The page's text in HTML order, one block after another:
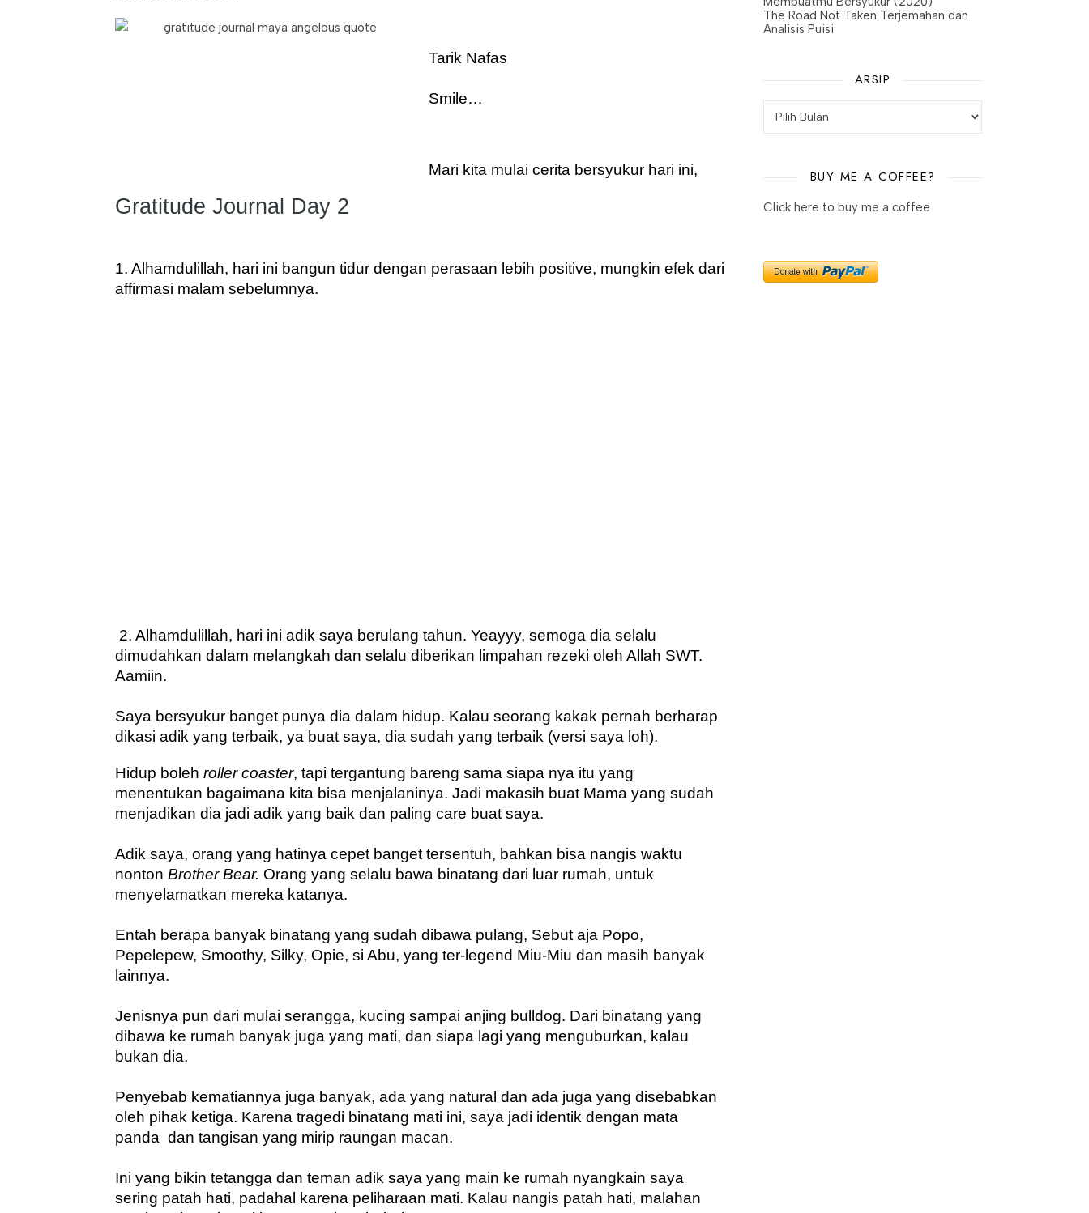
Tarik Nafas
Smile…
Mari kita mulai cerita bersyukur hari ini,
Gratitude Journal Day 2
1. Alhamdulillah, hari ini bangun tidur dengan perasaan lebih positive, mungkin efek dari
affirmasi malam sebelumnya.
2. Alhamdulillah, hari ini adik saya berulang tahun. Yeayyy, semoga dia selalu
dimudahkan dalam melangkah dan selalu diberikan limpahan rezeki oleh Allah SWT.
Aamiin.
Saya bersyukur banget punya dia dalam hidup. Kalau seorang kakak pernah berharap
dikasi adik yang terbaik, ya buat saya, dia sudah yang terbaik (versi saya loh).
Hidup boleh roller coaster, tapi tergantung bareng sama siapa nya itu yang
menentukan bagaimana kita bisa menjalaninya. Jadi makasih buat Mama yang sudah
menjadikan dia jadi adik yang baik dan paling care buat saya.
Adik saya, orang yang hatinya cepet banget tersentuh, bahkan bisa nangis waktu
nonton Brother Bear. Orang yang selalu bawa binatang dari luar rumah, untuk
menyelamatkan mereka katanya.
Entah berapa banyak binatang yang sudah dibawa pulang, Sebut aja Popo,
Pepelepew, Smoothy, Silky, Opie, si Abu, yang ter-legend Miu-Miu dan masih banyak
lainnya.
Jenisnya pun dari mulai serangga, kucing sampai anjing bulldog. Dari binatang yang
dibawa ke rumah banyak juga yang mati, dan siapa lagi yang menguburkan, kalau
bukan dia.
Penyebab kematiannya juga banyak, ada yang natural dan ada juga yang disebabkan
oleh pihak ketiga. Karena tragedi binatang mati ini, saya jadi identik dengan mata
panda  dan tangisan yang mirip raungan macan.
Ini yang bikin tetangga dan teman adik saya yang main ke rumah nyangkain saya
sering patah hati, padahal karena peliharaan mati. Kalau nangis patah hati, malahan
The Road Not Taken Terjemahan dan
Analisis Puisi
ARSIP
BUY ME A COFFEE?
Click here to buy me a coffee